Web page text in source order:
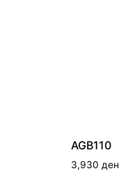
AGB110
3,930 ден